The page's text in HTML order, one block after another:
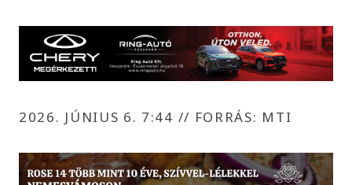
2026. JÚNIUS 6. 7:44 // FORRÁS: MTI